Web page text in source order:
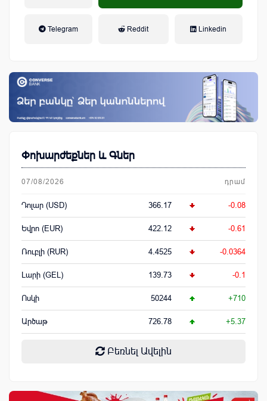
Telegram Reddit Linkedin
Փոխարժեքներ և Գներ
07/08/2026 դրամ
Դոլար (USD) 366.17 -0.08
Եվրո (EUR) 422.12 -0.61
Ռուբլի (RUR) 4.4525 -0.0364
Լարի (GEL) 139.73 -0.1
Ոսկի 50244 +710
Արծաթ 726.78 +5.37
Բեռնել Ավելին